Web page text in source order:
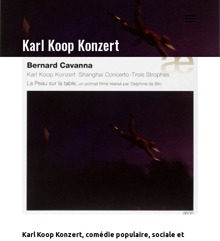
Karl Koop Konzert
Karl Koop Konzert, comédie populaire, sociale et